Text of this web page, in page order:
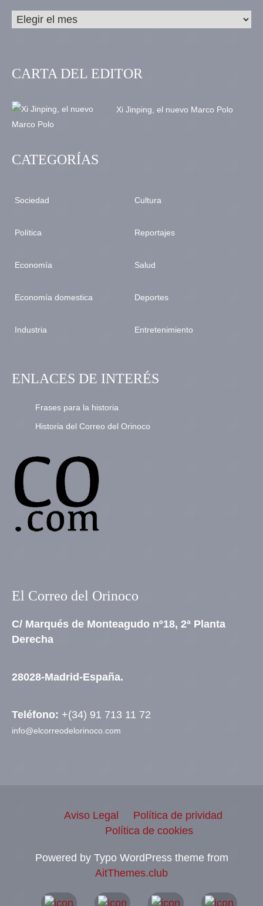
CARTA DEL EDITOR
Xi Jinping, el nuevo Marco Polo
CATEGORÍAS
Sociedad
Política
Economía
Economía domestica
Industria
Cultura
Reportajes
Salud
Deportes
Entretenimiento
ENLACES DE INTERÉS
Frases para la historia
Historia del Correo del Orinoco
El Correo del Orinoco
C/ Marqués de Monteagudo nº18, 2ª Planta
Derecha
28028-Madrid-España.
Teléfono: +(34) 91 713 11 72
info@elcorreodelorinoco.com
Aviso Legal
Política de prividad
Política de cookies
Powered by Typo WordPress theme from
AitThemes.club